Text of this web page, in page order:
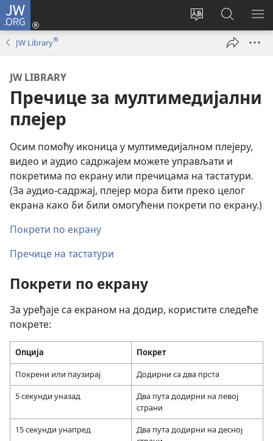
JW.ORG
Промени
Пријава
(отвара
Претрага
сајта
JW.ORG
JW Library®
JW LIBRARY
Пречице за мултимедијални
плејер
Осим помоћу иконица у мултимедијалном плејеру,
видео и аудио садржајем можете управљати и
покретима по екрану или пречицама на тастатури.
(За аудио-садржај, плејер мора бити преко целог
екрана како би били омогућени покрети по екрану.)
Покрети по екрану
Пречице на тастатури
Покрети по екрану
За уређаје са екраном на додир, користите следеће
покрете:
Опција
Покрет
Покрени или паузирај
Додирни са два прста
5 секунди уназад
Два пута додирни на левој
страни
15 секунди унапред
Два пута додирни на десној